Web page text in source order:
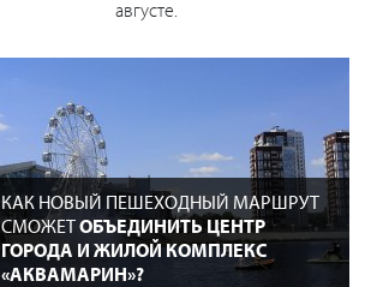
августе.
КАК НОВЫЙ ПЕШЕХОДНЫЙ МАРШРУТ
СМОЖЕТОБЪЕДИНИТЬ ЦЕНТР
ГОРОДА И ЖИЛОЙ КОМПЛЕКС
«АКВАМАРИН»?